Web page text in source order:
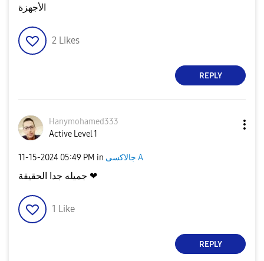
الأجهزة
2 Likes
REPLY
Hanymohamed333
Active Level 1
‎11-15-2024 05:49 PM in جالاكسى A
جميله جدا الحقيقة ❤
1 Like
REPLY